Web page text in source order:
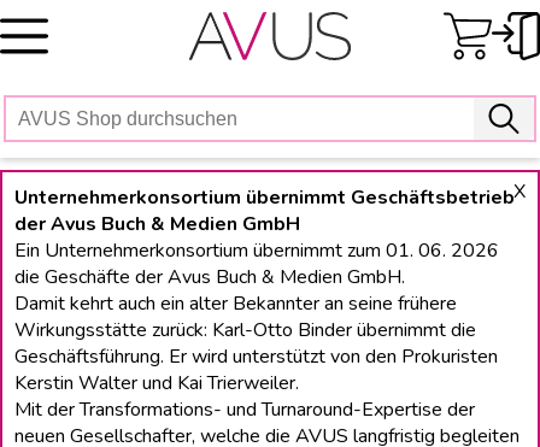
Skip
to
X
Unternehmerkonsortium übernimmt Geschäftsbetrieb
der Avus Buch & Medien GmbH
Ein Unternehmerkonsortium übernimmt zum 01. 06. 2026
die Geschäfte der Avus Buch & Medien GmbH.
Damit kehrt auch ein alter Bekannter an seine frühere
Wirkungsstätte zurück: Karl-Otto Binder übernimmt die
Geschäftsführung. Er wird unterstützt von den Prokuristen
Kerstin Walter und Kai Trierweiler.
Mit der Transformations- und Turnaround-Expertise der
neuen Gesellschafter, welche die AVUS langfristig begleiten